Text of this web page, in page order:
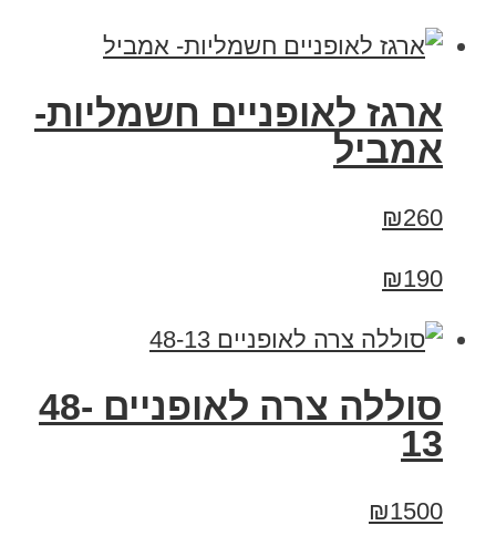
ארגז לאופניים חשמליות-
אמביל
₪260
₪190
סוללה צרה לאופניים 48-
13
₪1500